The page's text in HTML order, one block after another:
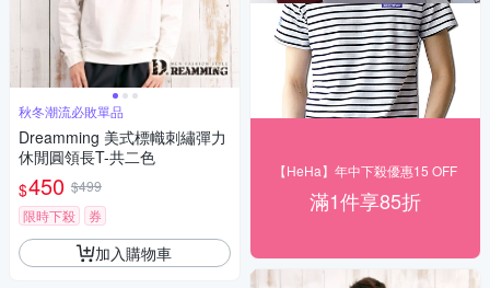
秋冬潮流必敗單品
Dreamming 美式標幟刺繡彈力
休閒圓領長T-共二色
$450 $499
限時下殺
券
加入購物車
【HeHa】年中下殺優惠15 OFF
滿1件享85折